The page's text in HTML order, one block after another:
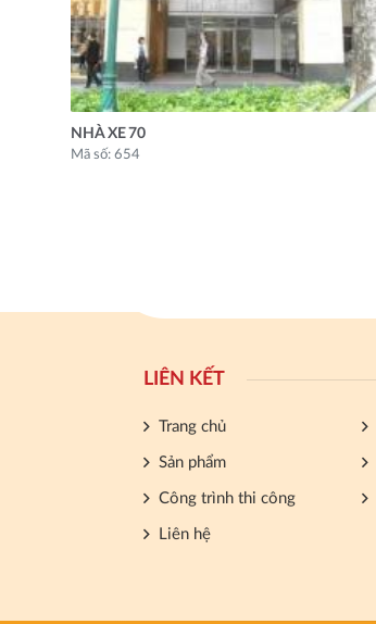
NHÀ XE 70
Mã số: 654
LIÊN KẾT
Trang chủ
Sản phẩm
Công trình thi công
Liên hệ